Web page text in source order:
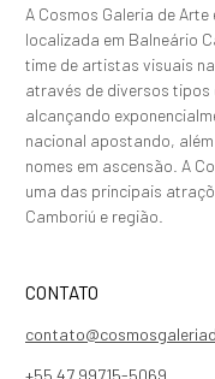
A Cosmos Galeria de
localizada em Balneário
time de artistas visuais
através de diversos tipos
alcançando
nacional apostando,
nomes em ascensão. A
uma das principais
Camboriú e região.
CONTATO
+55 47 99715-5069